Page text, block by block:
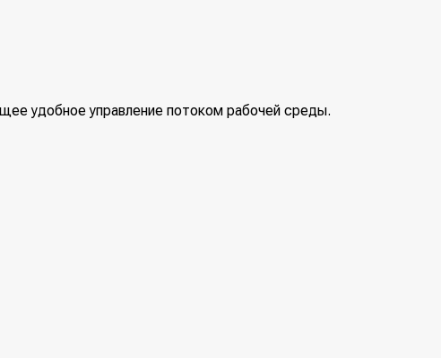
удобное управление потоком рабочей среды.